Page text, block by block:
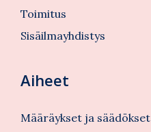
Toimitus
Sisäilmayhdistys
Aiheet
Määräykset ja säädökset